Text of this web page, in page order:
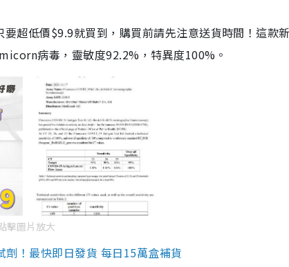
超低價$9.9就買到，購買前請先注意送貨時間！這款
病毒，靈敏度92.2%，特異度100%。
擊圖片放大
！最快即日發貨 每日15萬盒補貨